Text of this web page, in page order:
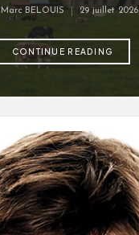
Marc BELOUIS 29 juillet 2026
CONTINUE READING